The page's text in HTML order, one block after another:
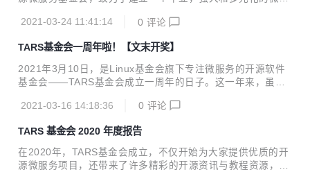
目，本文将介绍开源项目如何加入TARS的孵化流程以及项目
大，已捐赠的开源项目有TARS、TarsGateway、TarsBench
mark、TarsJMeter和K8STARS，共计20多个项目正在孵化
中。 TARS 基金会希望吸纳上下游的开源项目，以建立更好的
治理、DevOps 等基于任何编程语言的应用。 基金会...
2021-03-24 11:41:14 0 评论
TARS基金会一周年啦！【文末开奖】
2021年3月10日，是Linux基金会旗下专注微服务的开源软件
基金会——TARS基金会成立一周年的日子。这一年来，虽然
的共建下走向了越来越健康的状态。 今年TARS基金会迎来了
治理方案和项目贡献计划的推动下，TARS基金会将拥有越来
越多的项目及其运作良好的社区一同共建新一代微服务。TAR
S基金会在202 0年推出了TARS Landscape（如下图） ，呈
2021-03-16 14:18:36 0 评论
TARS 基金会 2020 年度报告
在2020年，TARS基金会成立，不仅开始为大家提供优质的开
源微服务项目，还带来了许多精彩的开源资讯与教程资源，也